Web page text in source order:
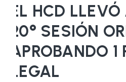
EL HCD
20° SESIÓN
APROBANDO 1
LEGAL